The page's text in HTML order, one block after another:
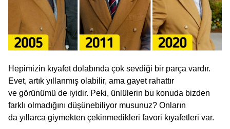
Hepimizin kıyafet dolabında çok sevdiği bir parça vardır.
Evet, artık yıllanmış olabilir, ama gayet rahattır
ve görünümü de iyidir. Peki, ünlülerin bu konuda bizden
farklı olmadığını düşünebiliyor musunuz? Onların
da yıllarca giymekten çekinmedikleri favori kıyafetleri var.